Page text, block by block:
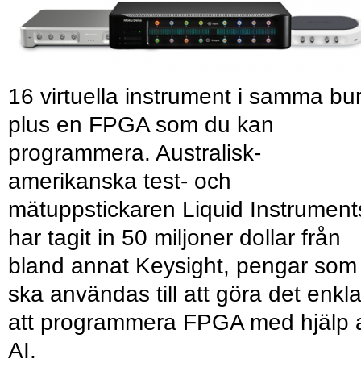
16 virtuella instrument i samma
plus en FPGA som du kan
programmera. Australisk-
amerikanska test- och
mätuppstickaren Liquid
har tagit in 50 miljoner dollar från
bland annat Keysight, pengar som
ska användas till att göra det
att programmera FPGA med hjälp
AI.